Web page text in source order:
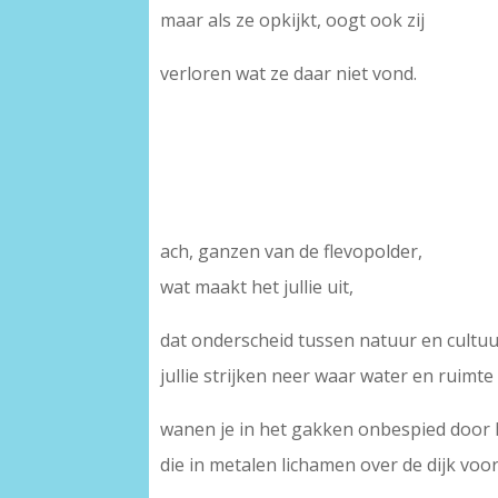
maar als ze opkijkt, oogt ook zij
verloren wat ze daar niet vond.
ach, ganzen van de flevopolder,
wat maakt het jullie uit,
dat onderscheid tussen natuur en
jullie strijken neer waar water en ruimte
wanen je in het gakken onbespied door
die in metalen lichamen over de dijk